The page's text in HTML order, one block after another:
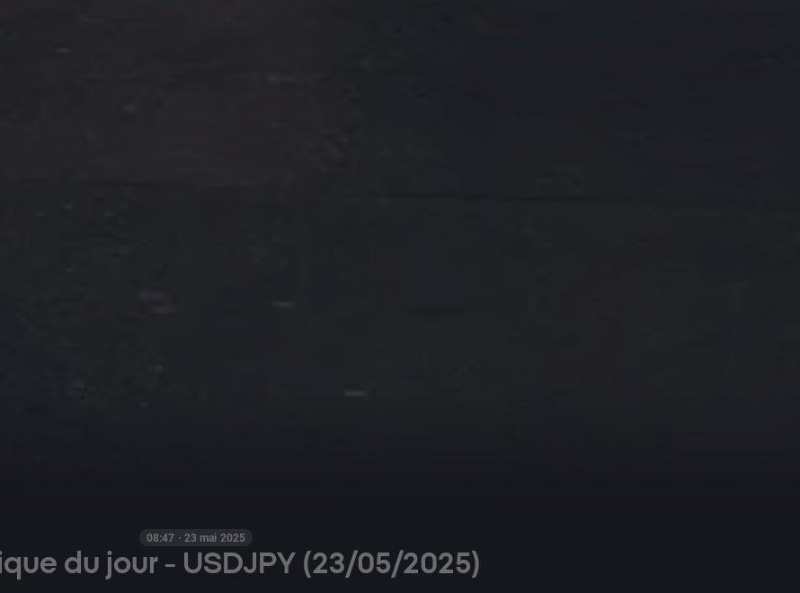
08:47 · 23 mai 2025
du jour - USDJPY (23/05/2025)